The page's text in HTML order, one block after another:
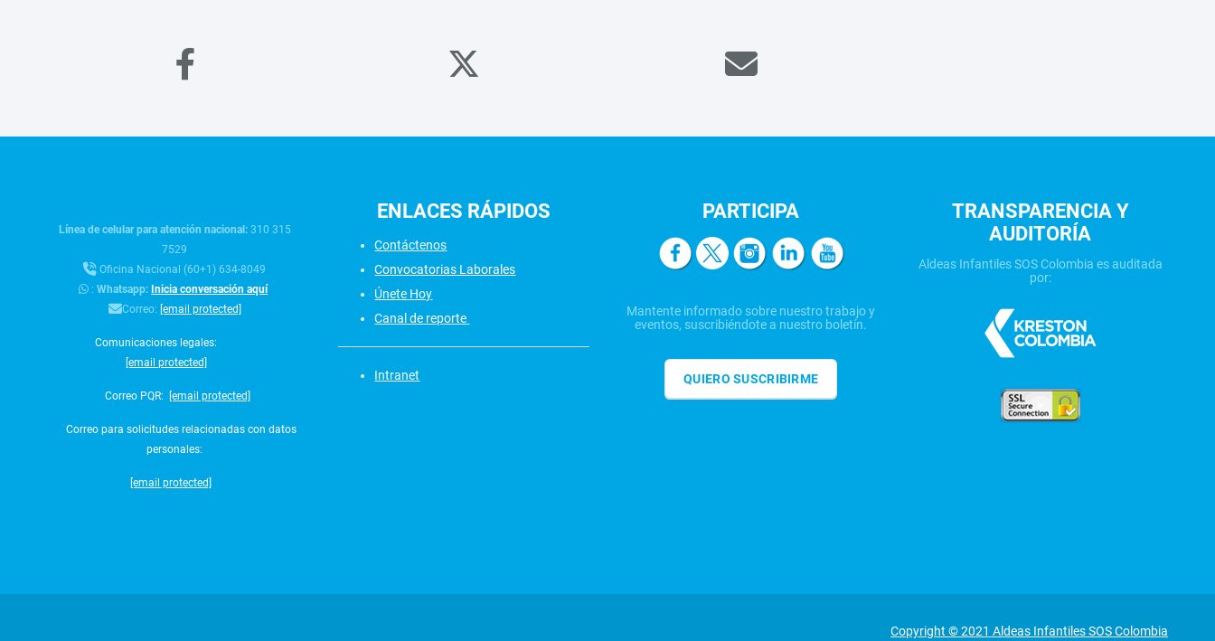
Línea de celular para atención nacional: 310 315
7529
Oficina Nacional (60+1) 634-8049
:Whatsapp: Inicia conversación aquí
Correo: [email protected]
Comunicaciones legales:
[email protected]
Correo PQR: [email protected]
Correo para solicitudes relacionadas con datos
personales:
[email protected]
ENLACES RÁPIDOS
Contáctenos
Convocatorias Laborales
Únete Hoy
Canal de reporte
Intranet
PARTICIPA
Mantente informado sobre nuestro trabajo y
eventos, suscribiéndote a nuestro boletín.
QUIERO SUSCRIBIRME
TRANSPARENCIA Y
AUDITORÍA
Aldeas Infantiles SOS Colombia es auditada
por:
Copyright © 2021 Aldeas Infantiles SOS Colombia